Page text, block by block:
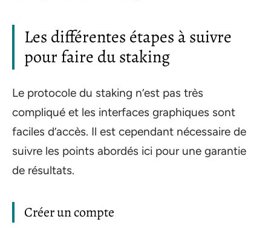
Les différentes étapes à suivre
pour faire du staking
Le protocole du staking n’est pas très
compliqué et les interfaces graphiques sont
faciles d’accès. Il est cependant nécessaire de
suivre les points abordés ici pour une garantie
de résultats.
Créer un compte